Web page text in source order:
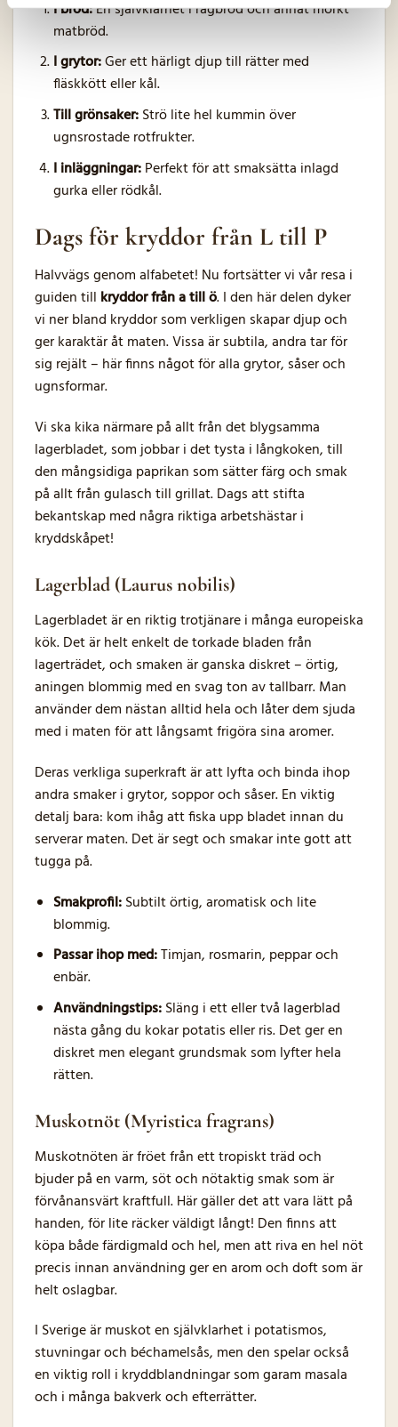
I bröd:En självklarhet i rågbröd och annat mörkt
matbröd.
I grytor:Ger ett härligt djup till rätter med
fläskkött eller kål.
Till grönsaker:Strö lite hel kummin över
ugnsrostade rotfrukter.
I inläggningar:Perfekt för att smaksätta inlagd
gurka eller rödkål.
Dags för kryddor från L till P
Halvvägs genom alfabetet! Nu fortsätter vi vår resa i
guiden till kryddor från a till ö. I den här delen dyker
vi ner bland kryddor som verkligen skapar djup och
ger karaktär åt maten. Vissa är subtila, andra tar för
sig rejält – här finns något för alla grytor, såser och
ugnsformar.
Vi ska kika närmare på allt från det blygsamma
lagerbladet, som jobbar i det tysta i långkoken, till
den mångsidiga paprikan som sätter färg och smak
på allt från gulasch till grillat. Dags att stifta
bekantskap med några riktiga arbetshästar i
kryddskåpet!
Lagerblad (Laurus nobilis)
Lagerbladet är en riktig trotjänare i många europeiska
kök. Det är helt enkelt de torkade bladen från
lagerträdet, och smaken är ganska diskret – örtig,
aningen blommig med en svag ton av tallbarr. Man
använder dem nästan alltid hela och låter dem sjuda
med i maten för att långsamt frigöra sina aromer.
Deras verkliga superkraft är att lyfta och binda ihop
andra smaker i grytor, soppor och såser. En viktig
detalj bara: kom ihåg att fiska upp bladet innan du
serverar maten. Det är segt och smakar inte gott att
tugga på.
Smakprofil:Subtilt örtig, aromatisk och lite
blommig.
Passar ihop med:Timjan, rosmarin, peppar och
enbär.
Användningstips:Släng i ett eller två lagerblad
nästa gång du kokar potatis eller ris. Det ger en
diskret men elegant grundsmak som lyfter hela
rätten.
Muskotnöt (Myristica fragrans)
Muskotnöten är fröet från ett tropiskt träd och
bjuder på en varm, söt och nötaktig smak som är
förvånansvärt kraftfull. Här gäller det att vara lätt på
handen, för lite räcker väldigt långt! Den finns att
köpa både färdigmald och hel, men att riva en hel nöt
precis innan användning ger en arom och doft som är
helt oslagbar.
I Sverige är muskot en självklarhet i potatismos,
stuvningar och béchamelsås, men den spelar också
en viktig roll i kryddblandningar som garam masala
och i många bakverk och efterrätter.